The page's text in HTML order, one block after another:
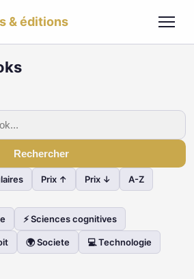
& éditions
Rechercher
Prix ↑ Prix ↓ A-Z
⚡ Sciences cognitives
🌍 Societe 💻 Technologie